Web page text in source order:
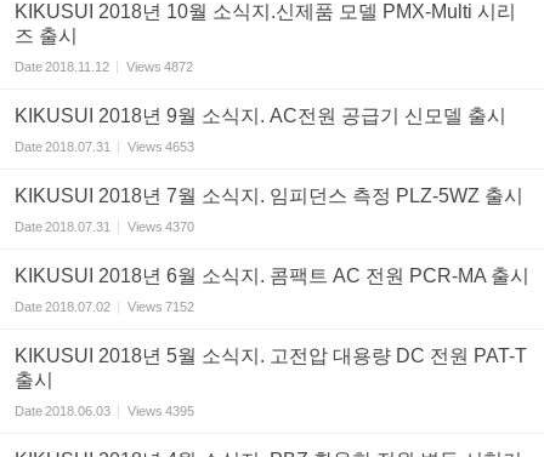
KIKUSUI 2018년 10월 소식지.신제품 모델 PMX-Multi 시리
즈 출시
Date2018.11.12 Views 4872
KIKUSUI 2018년 9월 소식지. AC전원 공급기 신모델 출시
Date2018.07.31 Views 4653
KIKUSUI 2018년 7월 소식지. 임피던스 측정 PLZ-5WZ 출시
Date2018.07.31 Views 4370
KIKUSUI 2018년 6월 소식지. 콤팩트 AC 전원 PCR-MA 출시
Date2018.07.02 Views 7152
KIKUSUI 2018년 5월 소식지. 고전압 대용량 DC 전원 PAT-T
출시
Date2018.06.03 Views 4395